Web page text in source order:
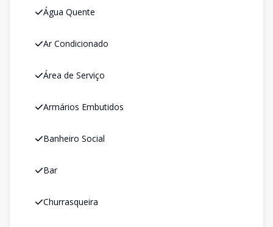
Água Quente
Ar Condicionado
Área de Serviço
Armários Embutidos
Banheiro Social
Bar
Churrasqueira